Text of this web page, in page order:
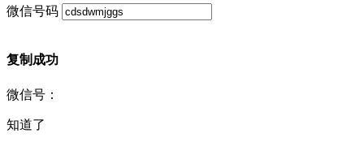
微信号码
复制成功
微信号：
知道了